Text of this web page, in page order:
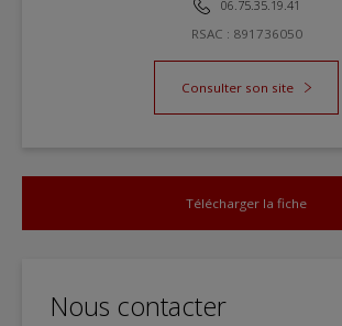
06.75.35.19.41
RSAC : 891736050
Consulter son site
Télécharger la fiche
Nous contacter